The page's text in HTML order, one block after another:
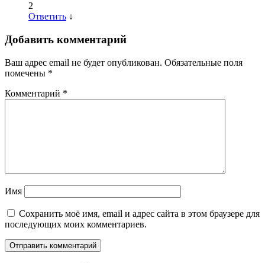
2
Ответить ↓
Добавить комментарий
Ваш адрес email не будет опубликован. Обязательные поля
помечены *
Комментарий *
Имя
Сохранить моё имя, email и адрес сайта в этом браузере для
последующих моих комментариев.